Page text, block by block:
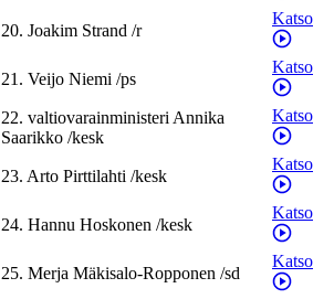
20. Joakim Strand /r
Katso
21. Veijo Niemi /ps
Katso
22. valtiovarainministeriAnnika
Saarikko /kesk
Katso
23. Arto Pirttilahti /kesk
Katso
24. Hannu Hoskonen /kesk
Katso
25. Merja Mäkisalo-Ropponen /sd
Katso